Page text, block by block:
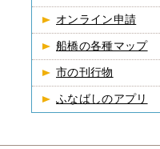
オンライン申請
船橋の各種マップ
市の刊行物
ふなばしのアプリ